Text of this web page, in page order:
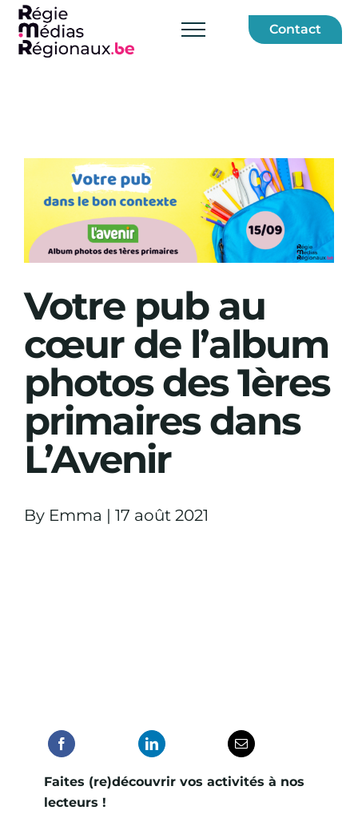
Skip
content
Contact
Image
Votre pub au
cœur de l’album
photos des 1ères
primaires dans
L’Avenir
By Emma | 17 août 2021
Faites (re)découvrir vos activités à nos
lecteurs !